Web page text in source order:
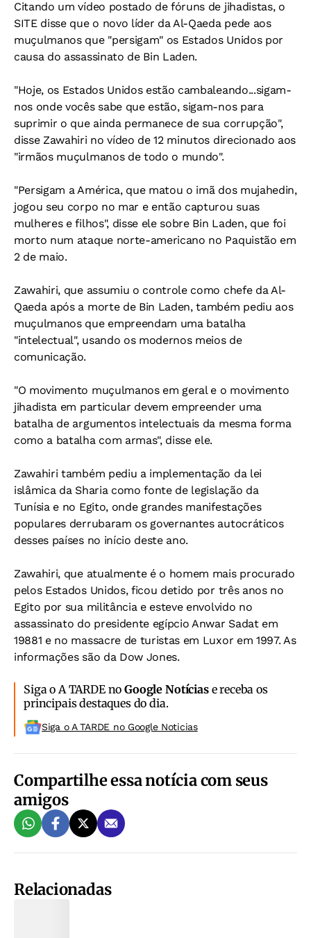
Citando um vídeo postado de fóruns de jihadistas, o
SITE disse que o novo líder da Al-Qaeda pede aos
muçulmanos que "persigam" os Estados Unidos por
causa do assassinato de Bin Laden.
"Hoje, os Estados Unidos estão cambaleando...sigam-
nos onde vocês sabe que estão, sigam-nos para
suprimir o que ainda permanece de sua corrupção",
disse Zawahiri no vídeo de 12 minutos direcionado aos
"irmãos muçulmanos de todo o mundo".
"Persigam a América, que matou o imã dos mujahedin,
jogou seu corpo no mar e então capturou suas
mulheres e filhos", disse ele sobre Bin Laden, que foi
morto num ataque norte-americano no Paquistão em
2 de maio.
Zawahiri, que assumiu o controle como chefe da Al-
Qaeda após a morte de Bin Laden, também pediu aos
muçulmanos que empreendam uma batalha
"intelectual", usando os modernos meios de
comunicação.
"O movimento muçulmanos em geral e o movimento
jihadista em particular devem empreender uma
batalha de argumentos intelectuais da mesma forma
como a batalha com armas", disse ele.
Zawahiri também pediu a implementação da lei
islâmica da Sharia como fonte de legislação da
Tunísia e no Egito, onde grandes manifestações
populares derrubaram os governantes autocráticos
desses países no início deste ano.
Zawahiri, que atualmente é o homem mais procurado
pelos Estados Unidos, ficou detido por três anos no
Egito por sua militância e esteve envolvido no
assassinato do presidente egípcio Anwar Sadat em
19881 e no massacre de turistas em Luxor em 1997. As
informações são da Dow Jones.
Siga o A TARDE noGoogle Notíciase receba os
principais destaques do dia.
Siga o A TARDE no Google Noticias
Compartilhe essa notícia com seus
amigos
Relacionadas